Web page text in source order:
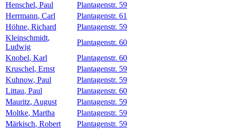
Henschel, Paul
Plantagenstr. 59
Herrmann, Carl
Plantagenstr. 61
Höhne, Richard
Plantagenstr. 59
Kleinschmidt,
Ludwig
Plantagenstr. 60
Knobel, Karl
Plantagenstr. 60
Kruschel, Ernst
Plantagenstr. 59
Kuhnow, Paul
Plantagenstr. 59
Littau, Paul
Plantagenstr. 60
Mauritz, August
Plantagenstr. 59
Moltke, Martha
Plantagenstr. 59
Märkisch, Robert
Plantagenstr. 59